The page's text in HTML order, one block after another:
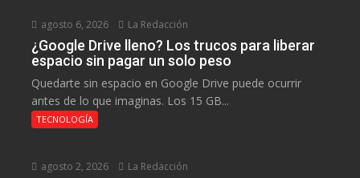
agosto 6, 2026 La Redacción
¿Google Drive lleno? Los trucos para liberar
espacio sin pagar un solo peso
Quedarte sin espacio en Google Drive puede ocurrir
antes de lo que imaginas. Los 15 GB...
TECNOLOGÍA
agosto 2, 2026 La Redacción